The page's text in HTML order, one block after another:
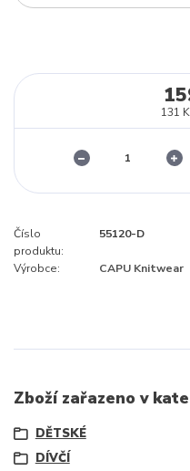
131
Číslo
produktu:
55120-D
Výrobce: CAPU Knitwear
Zboží zařazeno v
DĚTSKÉ
DÍVČÍ